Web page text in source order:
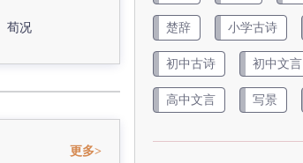
荀况
更多>
楚辞 小学古诗
初中古诗 初中文言
高中文言 写景